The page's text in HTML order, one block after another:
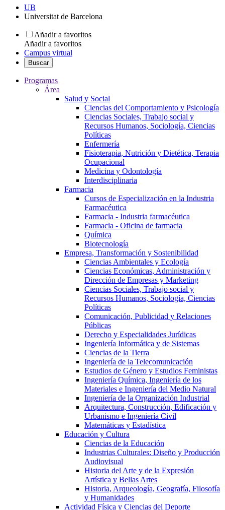
UB
Universitat de Barcelona
Añadir a favoritos
Añadir a favoritos
Campus virtual
Buscar
Programas
Área
Salud y Social
Ciencias del Comportamiento y Psicología
Ciencias Sociales, Trabajo social y
Recursos Humanos, Sociología, Ciencias
Políticas
Enfermería
Fisioterapia, Nutrición y Dietética, Terapia
Ocupacional
Medicina y Odontología
Interdisciplinaria
Farmacia
Cursos de Especialización en la Industria
Farmacéutica
Farmacia - Industria farmacéutica
Farmacia - Oficina de farmacia
Química
Biotecnología
Empresa, Transformación y Sostenibilidad
Ciencias Ambientales y Ecología
Ciencias Económicas, Administración y
Dirección de Empresas y Marketing
Ciencias Sociales, Trabajo social y
Recursos Humanos, Sociología, Ciencias
Políticas
Comunicación, Publicidad y Relaciones
Públicas
Derecho y Especialidades Jurídicas
Ingeniería Informática y de Sistemas
Ciencias de la Tierra
Ingeniería de la Telecomunicación
Estudios de Género y Estudios Feministas
Ingeniería Química, Ingeniería de los
Materiales e Ingeniería del Medio Natural
Ingeniería de la Organización Industrial
Arquitectura, Construcción, Edificación y
Urbanismo e Ingeniería Civil
Matemáticas y Estadística
Educación y Cultura
Ciencias de la Educación
Industrias Culturales: Diseño y Producción
Audiovisual
Historia del Arte y de la Expresión
Artística y Bellas Artes
Historia, Arqueología, Geografía, Filosofía
y Humanidades
Actividad Física y Ciencias del Deporte